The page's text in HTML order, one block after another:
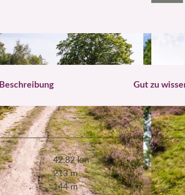
Beschreibung Gut zu
42,82 km
213 m
144 m